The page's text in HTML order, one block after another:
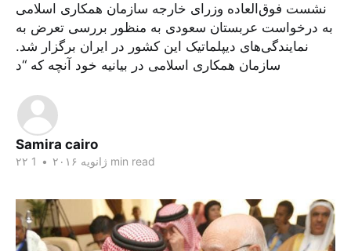
نشست فوق‌العاده وزرای خارجه سازمان همکاری‌ اسلامی
به درخواست عربستان سعودی به منظور بررسی تعرض به
نمایندگی‌های دیپلماتیک این کشور در ایران برگزار شد.
سازمان همکاری اسلامی در بیانیه خود آنچه که “د
Samira cairo
۲۲ ژانویه ۲۰۱۶ • 1 min read